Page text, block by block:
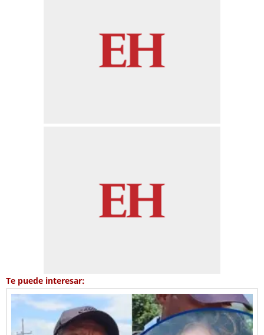
Te puede interesar: